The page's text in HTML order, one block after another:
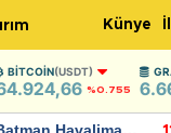
Künye
BITCOIN(USDT)
%0.755
Havalimanı